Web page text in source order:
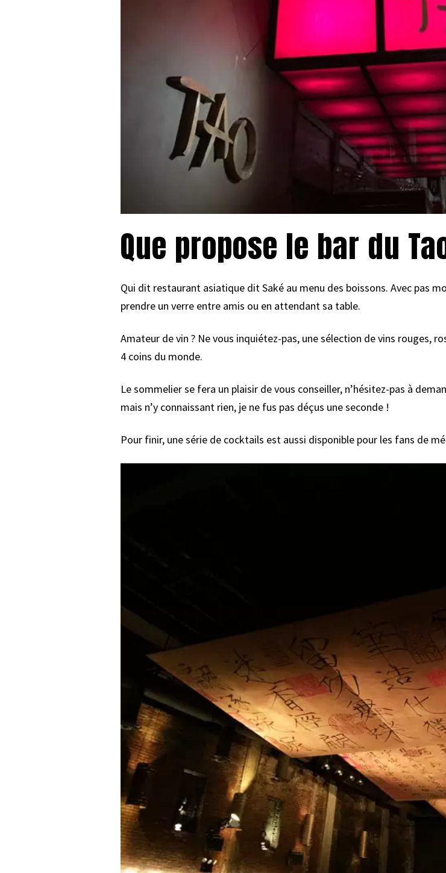
Que propose le bar du
Qui dit restaurant asiatique dit Saké au menu des boissons. Avec pas
prendre un verre entre amis ou en attendant sa table.
Amateur de vin ? Ne vous inquiétez-pas, une sélection de vins rouges,
4 coins du monde.
Le sommelier se fera un plaisir de vous conseiller, n’hésitez-pas à
mais n’y connaissant rien, je ne fus pas déçus une seconde !
Pour finir, une série de cocktails est aussi disponible pour les fans de